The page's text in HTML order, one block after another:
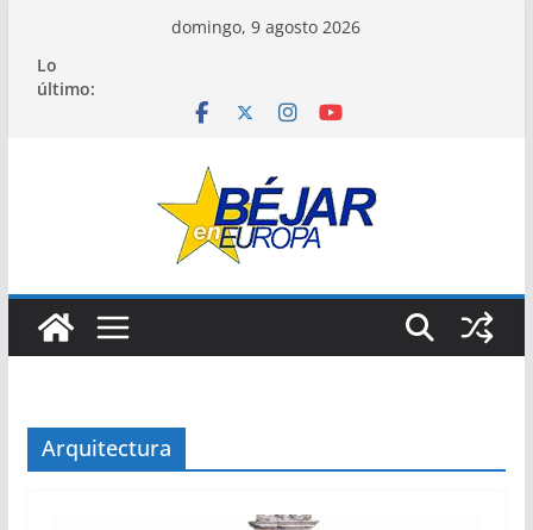
contenido
domingo, 9 agosto 2026
Lo
último:
Arquitectura